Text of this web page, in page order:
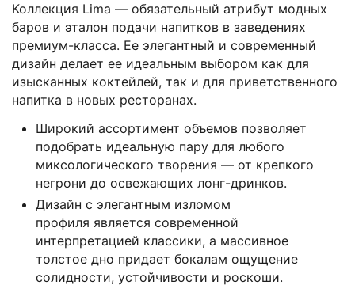
Коллекция Lima — обязательный атрибут модных
баров и эталон подачи напитков в заведениях
премиум-класса. Ее элегантный и современный
дизайн делает ее идеальным выбором как для
изысканных коктейлей, так и для приветственного
напитка в новых ресторанах.
Широкий ассортимент объемов позволяет
подобрать идеальную пару для любого
миксологического творения — от крепкого
негрони до освежающих лонг-дринков.
Дизайн с элегантным изломом
профиля является современной
интерпретацией классики, а массивное
толстое дно придает бокалам ощущение
солидности, устойчивости и роскоши.